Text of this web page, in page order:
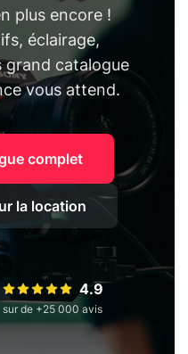
plus encore !
éclairage,
grand catalogue
vous attend.
complet
la location
4.9
sur de +25 000 avis